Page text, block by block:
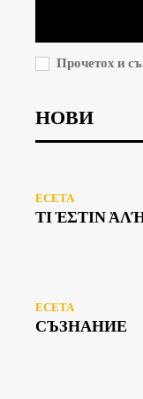
Прочетох и
НОВИ
ЕСЕТА
ΤΙ ἘΣΤΙΝ
ЕСЕТА
СЪЗНАНИЕ